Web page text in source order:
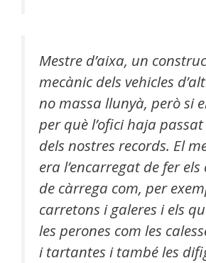
Mestre d’aixa, un
mecànic dels vehicles
no massa llunyà, però si
per què l’ofici haja
dels nostres records. El
era l’encarregat de fer
de càrrega com, per
carretons i galeres i els
les perones com les
i tartantes i també les